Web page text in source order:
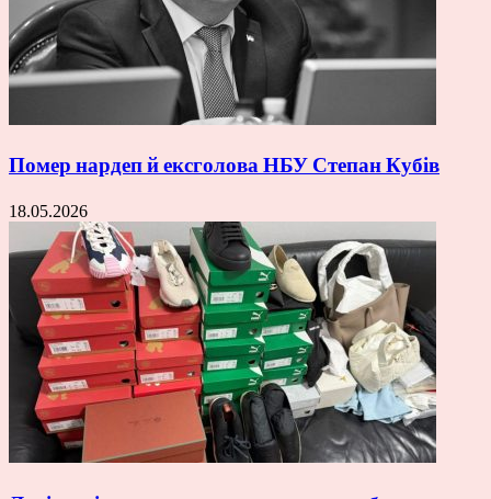
Помер нардеп й ексголова НБУ Степан Кубів
18.05.2026